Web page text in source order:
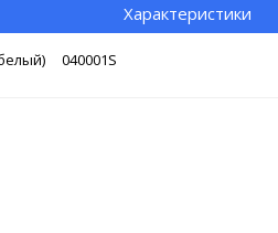
Характеристики
040001S